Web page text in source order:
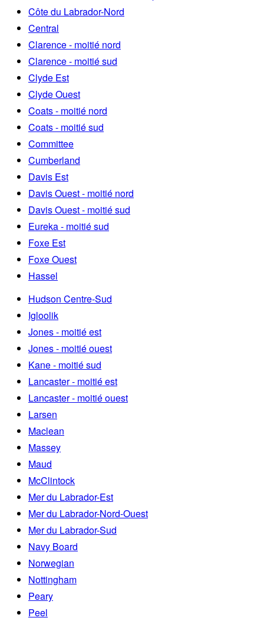
Côte du Labrador-Nord
Central
Clarence - moitié nord
Clarence - moitié sud
Clyde Est
Clyde Ouest
Coats - moitié nord
Coats - moitié sud
Committee
Cumberland
Davis Est
Davis Ouest - moitié nord
Davis Ouest - moitié sud
Eureka - moitié sud
Foxe Est
Foxe Ouest
Hassel
Hudson Centre-Sud
Igloolik
Jones - moitié est
Jones - moitié ouest
Kane - moitié sud
Lancaster - moitié est
Lancaster - moitié ouest
Larsen
Maclean
Massey
Maud
McClintock
Mer du Labrador-Est
Mer du Labrador-Nord-Ouest
Mer du Labrador-Sud
Navy Board
Norwegian
Nottingham
Peary
Peel